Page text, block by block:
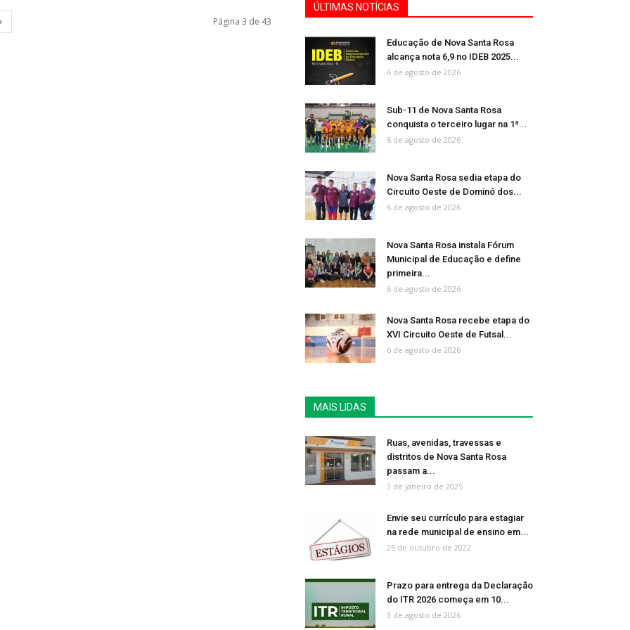
Página 3 de 43
ÚLTIMAS NOTÍCIAS
Educação de Nova Santa Rosa
alcança nota 6,9 no IDEB 2025...
6 de agosto de 2026
Sub-11 de Nova Santa Rosa
conquista o terceiro lugar na 1ª...
6 de agosto de 2026
Nova Santa Rosa sedia etapa do
Circuito Oeste de Dominó dos...
6 de agosto de 2026
Nova Santa Rosa instala Fórum
Municipal de Educação e define
primeira...
6 de agosto de 2026
Nova Santa Rosa recebe etapa do
XVI Circuito Oeste de Futsal...
6 de agosto de 2026
MAIS LIDAS
Ruas, avenidas, travessas e
distritos de Nova Santa Rosa
passam a...
3 de janeiro de 2025
Envie seu currículo para estagiar
na rede municipal de ensino em...
25 de outubro de 2022
Prazo para entrega da Declaração
do ITR 2026 começa em 10...
3 de agosto de 2026